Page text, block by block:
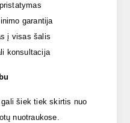
garantija
į visas šalis
konsultacija
šiek tiek skirtis nuo
nuotraukose.